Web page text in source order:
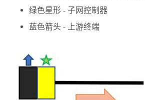
绿色星形 - 子网控制器
蓝色箭头 - 上游终端